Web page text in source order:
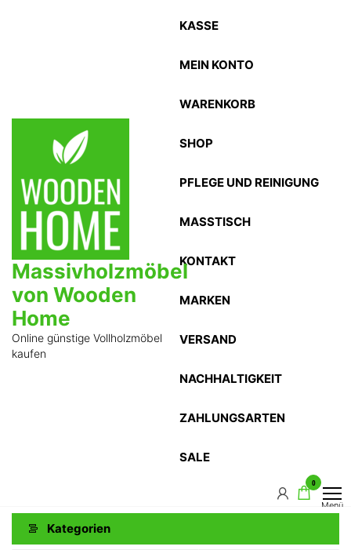
Massivholzmöbel
von Wooden
Home
Online günstige Vollholzmöbel
kaufen
KASSE
MEIN KONTO
WARENKORB
SHOP
PFLEGE UND REINIGUNG
MASSTISCH
KONTAKT
MARKEN
VERSAND
NACHHALTIGKEIT
ZAHLUNGSARTEN
SALE
0
Menü
Kategorien